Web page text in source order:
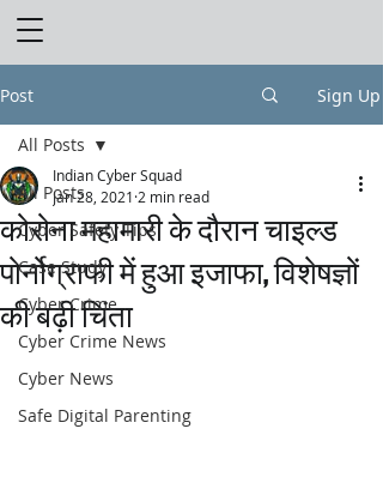
Post Sign Up
All Posts
Cyber Safety Tips
Case Study
Cyber Crime
Cyber Crime News
Cyber News
Safe Digital Parenting
All Posts
कोरोना महामारी के दौरान चाइल्ड
पोर्नोग्राफी में हुआ इजाफा, विशेषज्ञों
की बढ़ी चिंता
Indian Cyber Squad
Jan 28, 2021 2 min read